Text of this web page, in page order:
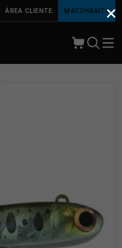
ÁREA CLIENTE MATCHBAITS×